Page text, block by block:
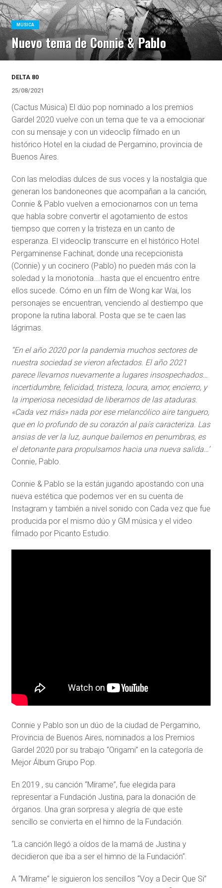
MUSICA
Nuevo tema de Connie & Pablo
DELTA 80
25/08/2021
(Cactus Música) El dúo pop nominado a los premios
Gardel 2020 vuelve con un tema que te va a emocionar
con su mensaje y con un videoclip filmado en un
histórico Hotel en la ciudad de Pergamino, provincia de
Buenos Aires.
Con las melodías dulces de sus voces y la nostalgia que
generan los bandoneones que acompañan a la canción,
Connie & Pablo vuelven a emocionarnos con un tema
que habla sobre convertir el agotamiento de estos
tiempso que corren y la tristeza en un canto de
esperanza. El videoclip transcurre en el histórico Hotel
Pergaminense Fachinat, donde una recepcionista
(Connie) y un cocinero (Pablo) no pueden más con la
soledad y la monotonía….hasta que el encuentro entre
ellos sucede. Cómo en un film de Wong kar Wai, los
personajes se encuentran, venciendo al destiempo que
propone la rutina laboral. Posta que se te caen las
lágrimas.
“En el año 2020 por la pandemia muchos sectores de
nuestra sociedad se vieron afectados. El año 2021
parece llevarnos nuevamente a lugares insospechados…
incertidumbre, felicidad, tristeza, locura, amor, encierro, y
la imperiosa necesidad de liberarnos de las ataduras.
«Cada vez más» nada por ese melancólico aire tanguero,
que en lo profundo de su corazón al país caracteriza. Las
ansias de ver la luz, aunque bailemos en penumbras, es
el detonante para propulsarnos hacia una nueva salida…”
Connie, Pablo.
Connie & Pablo se la están jugando apostando con una
nueva estética que podemos ver en su cuenta de
Instagram y también a nivel sonido con Cada vez que fue
producida por el mismo dúo y GM música y el video
filmado por Picanto Estudio.
Connie y Pablo son un dúo de la ciudad de Pergamino,
Provincia de Buenos Aires, nominados a los Premios
Gardel 2020 por su trabajo “Origami” en la categoría de
Mejor Álbum Grupo Pop.
En 2019 , su canción “Mírame”, fue elegida para
representar a Fundación Justina, para la donación de
órganos. Una gran sorpresa y alegría de que este
sencillo se convierta en el himno de la Fundación.
“La canción llegó a oídos de la mamá de Justina y
decidieron que iba a ser el himno de la Fundación“.
A “Mírame” le siguieron los sencillos “Voy a Decir Que Si”